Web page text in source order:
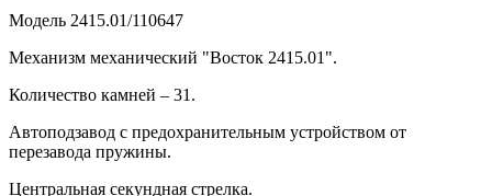
Модель 2415.01/110647
Механизм механический "Восток 2415.01".
Количество камней – 31.
Автоподзавод с предохранительным устройством от
перезавода пружины.
Центральная секундная стрелка.